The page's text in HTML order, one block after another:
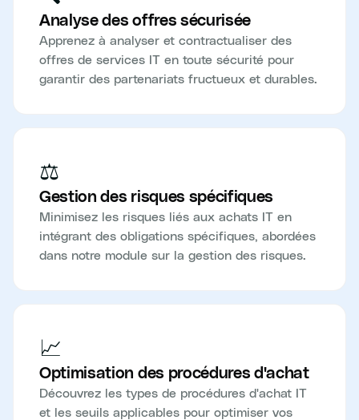
Analyse des offres sécurisée
Apprenez à analyser et contractualiser des
offres de services IT en toute sécurité pour
garantir des partenariats fructueux et durables.
⚖️
Gestion des risques spécifiques
Minimisez les risques liés aux achats IT en
intégrant des obligations spécifiques, abordées
dans notre module sur la gestion des risques.
📈
Optimisation des procédures d'achat
Découvrez les types de procédures d'achat IT
et les seuils applicables pour optimiser vos